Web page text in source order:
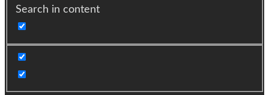
Search in content